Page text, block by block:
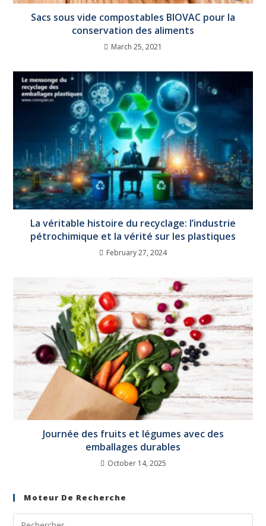
Sacs sous vide compostables BIOVAC pour la
conservation des aliments
March 25, 2021
La véritable histoire du recyclage: l’industrie
pétrochimique et la vérité sur les plastiques
February 27, 2024
Journée des fruits et légumes avec des
emballages durables
October 14, 2025
Moteur De Recherche